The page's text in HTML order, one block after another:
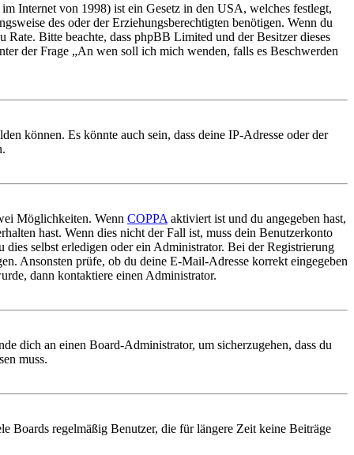
Internet von 1998) ist ein Gesetz in den USA, welches festlegt,
des oder der Erziehungsberechtigten benötigen. Wenn du
Bitte beachte, dass phpBB Limited und der Besitzer dieses
der Frage „An wen soll ich mich wenden, falls es Beschwerden
können. Es könnte auch sein, dass deine IP-Adresse oder der
Möglichkeiten. Wenn COPPA aktiviert ist und du angegeben hast,
hast. Wenn dies nicht der Fall ist, muss dein Benutzerkonto
selbst erledigen oder ein Administrator. Bei der Registrierung
Ansonsten prüfe, ob du deine E-Mail-Adresse korrekt eingegeben
dann kontaktiere einen Administrator.
dich an einen Board-Administrator, um sicherzugehen, dass du
muss.
Boards regelmäßig Benutzer, die für längere Zeit keine Beiträge